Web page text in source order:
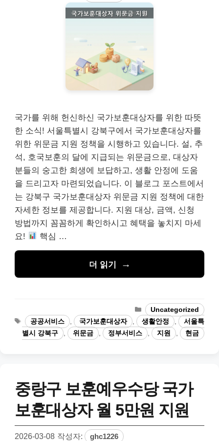
국가를 위해 헌신하신 국가보훈대상자를 위한 따뜻
한 소식! 서울특별시 강북구에서 국가보훈대상자를
위한 위문금 지원 정책을 시행하고 있습니다. 설, 추
석, 호국보훈의 달에 지급되는 위문금으로, 대상자
분들의 숭고한 희생에 보답하고, 생활 안정에 도움
을 드리고자 마련되었습니다. 이 블로그 포스트에서
는 강북구 국가보훈대상자 위문금 지원 정책에 대한
자세한 정보를 제공합니다. 지원 대상, 금액, 신청
방법까지 꼼꼼하게 확인하시고 혜택을 놓치지 마세
요!
핵심 …
더 읽기
카
테
고
리
Uncategorized
태
그
공공서비스 국가보훈대상자 생활안정
서울특
별시 강북구
위문금 정부서비스 지원 현금
중랑구 보훈예우수당 국가
보훈대상자 월 5만원 지원
2026-03-08 작성자: ghc1226